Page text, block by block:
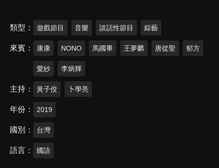
類型 遊戲節目 音樂 談話性節目 綜藝
來賓 康康 NONO 馬國畢 王夢麟 唐從聖 郁方
愛紗 李炳輝
主持 黃子佼 卜學亮
年份 2019
國別 台灣
語言 國語